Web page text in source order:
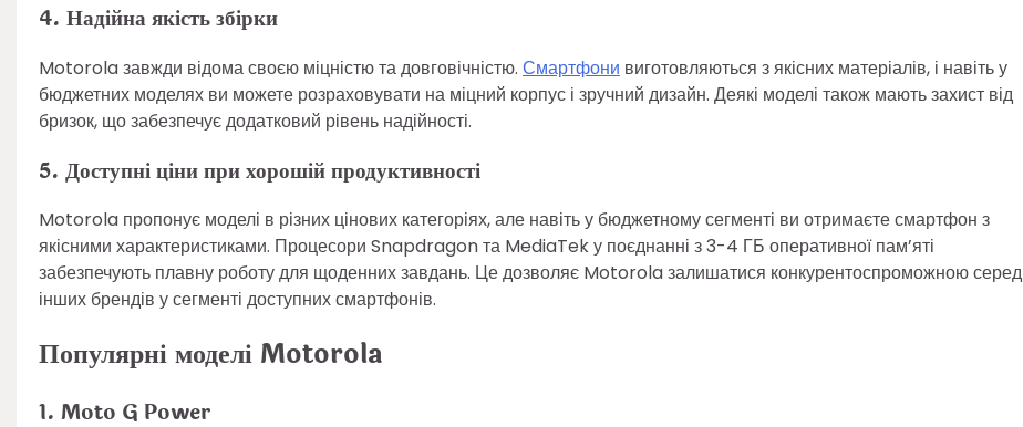
4. Надійна якість збірки
Motorola завжди відома своєю міцністю та довговічністю. Смартфони виготовляються з якісних матеріалів, і навіть у
бюджетних моделях ви можете розраховувати на міцний корпус і зручний дизайн. Деякі моделі також мають захист від
бризок, що забезпечує додатковий рівень надійності.
5. Доступні ціни при хорошій продуктивності
Motorola пропонує моделі в різних цінових категоріях, але навіть у бюджетному сегменті ви отримаєте смартфон з
якісними характеристиками. Процесори Snapdragon та MediaTek у поєднанні з 3-4 ГБ оперативної пам’яті
забезпечують плавну роботу для щоденних завдань. Це дозволяє Motorola залишатися конкурентоспроможною серед
інших брендів у сегменті доступних смартфонів.
Популярні моделі Motorola
1. Moto G Power